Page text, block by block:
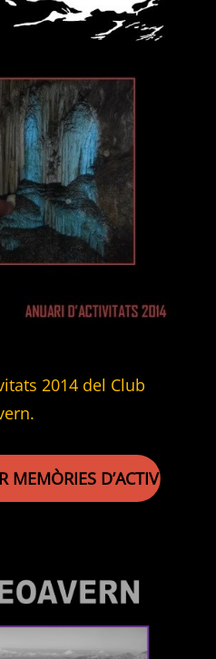
2014 del Club
MEMÒRIES D’ACTIVITATS